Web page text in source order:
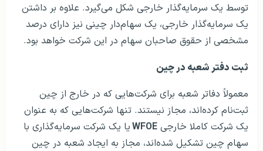
توسط یک سرمایه‌گذار خارجی شکل می‌گیرد. علاوه بر داشتن
یک سرمایه‌گذار خارجی، یک سهام‌دار چینی نیز دارای درصد
مشخصی از حقوق صاحبان سهام در این شرکت خواهد بود.
ثبت دفتر شعبه در چین
معمولاً دفاتر شعبه برای شرکت‌هایی که در خارج از چین
ثبت‌نام کرده‌اند، مجاز نیستند. تنها شرکت‌هایی که به عنوان
یک شرکت کاملا خارجی WFOEیا یک شرکت سرمایه‌گذاری با
سهام چین تشکیل شده‌اند، مجاز به ایجاد شعبه در چین